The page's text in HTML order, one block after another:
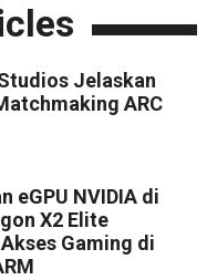
Jelaskan
ARC
eGPU NVIDIA di
X2 Elite
Gaming di